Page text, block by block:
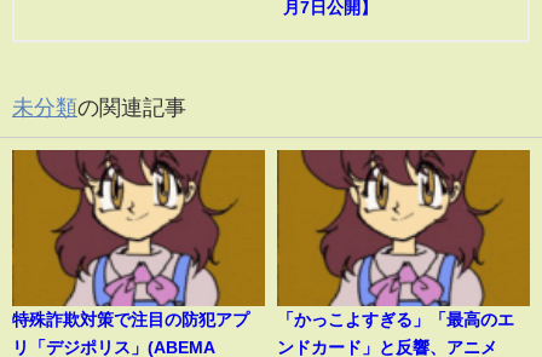
月7日公開】
未分類の関連記事
特殊詐欺対策で注目の防犯アプ
リ「デジポリス」(ABEMA
「かっこよすぎる」「最高のエ
ンドカード」と反響、アニメ